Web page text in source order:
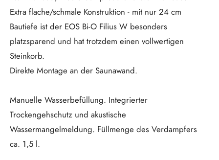
Extra flache/schmale Konstruktion - mit nur 24 cm
Bautiefe ist der EOS Bi-O Filius W besonders
platzsparend und hat trotzdem einen vollwertigen
Steinkorb.
Direkte Montage an der Saunawand.
Manuelle Wasserbefüllung. Integrierter
Trockengehschutz und akustische
Wassermangelmeldung. Füllmenge des Verdampfers
ca. 1,5 l.